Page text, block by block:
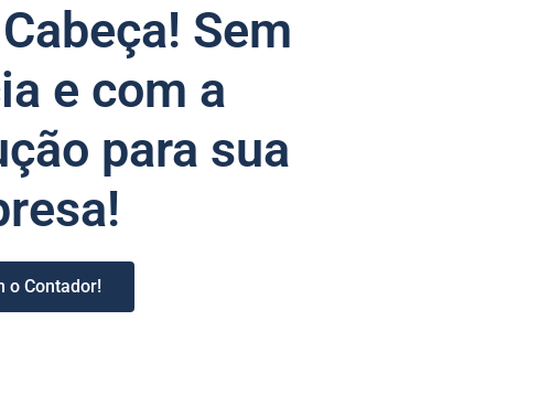
Sem
e com a
para sua
o Contador!